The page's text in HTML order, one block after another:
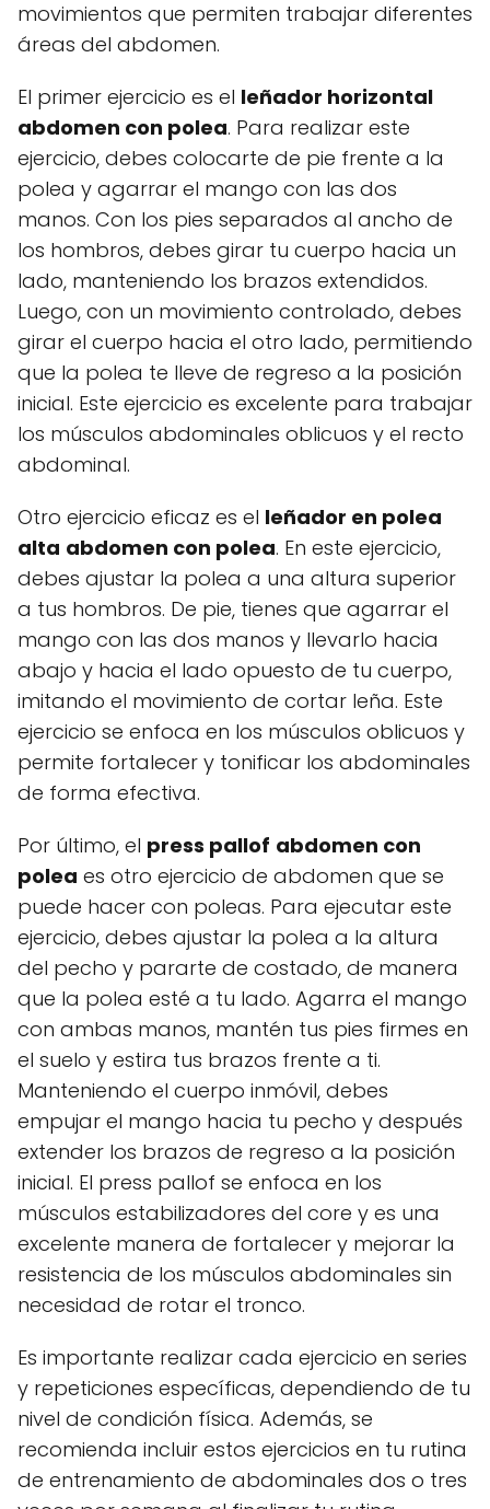
movimientos que permiten trabajar diferentes
áreas del abdomen.
El primer ejercicio es el leñador horizontal
abdomen con polea. Para realizar este
ejercicio, debes colocarte de pie frente a la
polea y agarrar el mango con las dos
manos. Con los pies separados al ancho de
los hombros, debes girar tu cuerpo hacia un
lado, manteniendo los brazos extendidos.
Luego, con un movimiento controlado, debes
girar el cuerpo hacia el otro lado, permitiendo
que la polea te lleve de regreso a la posición
inicial. Este ejercicio es excelente para trabajar
los músculos abdominales oblicuos y el recto
abdominal.
Otro ejercicio eficaz es el leñador en polea
alta abdomen con polea. En este ejercicio,
debes ajustar la polea a una altura superior
a tus hombros. De pie, tienes que agarrar el
mango con las dos manos y llevarlo hacia
abajo y hacia el lado opuesto de tu cuerpo,
imitando el movimiento de cortar leña. Este
ejercicio se enfoca en los músculos oblicuos y
permite fortalecer y tonificar los abdominales
de forma efectiva.
Por último, el press pallof abdomen con
polea es otro ejercicio de abdomen que se
puede hacer con poleas. Para ejecutar este
ejercicio, debes ajustar la polea a la altura
del pecho y pararte de costado, de manera
que la polea esté a tu lado. Agarra el mango
con ambas manos, mantén tus pies firmes en
el suelo y estira tus brazos frente a ti.
Manteniendo el cuerpo inmóvil, debes
empujar el mango hacia tu pecho y después
extender los brazos de regreso a la posición
inicial. El press pallof se enfoca en los
músculos estabilizadores del core y es una
excelente manera de fortalecer y mejorar la
resistencia de los músculos abdominales sin
necesidad de rotar el tronco.
Es importante realizar cada ejercicio en series
y repeticiones específicas, dependiendo de tu
nivel de condición física. Además, se
recomienda incluir estos ejercicios en tu rutina
de entrenamiento de abdominales dos o tres